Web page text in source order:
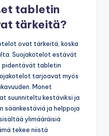
tabletin
tärkeitä?
ovat tärkeitä, koska
Suojakotelot estävät
pidentävät tabletin
tarjoavat myös
Monet
suunniteltu kestäviksi ja
säänkestäviä ja helppoja
ylimääräisiä
tekee niistä